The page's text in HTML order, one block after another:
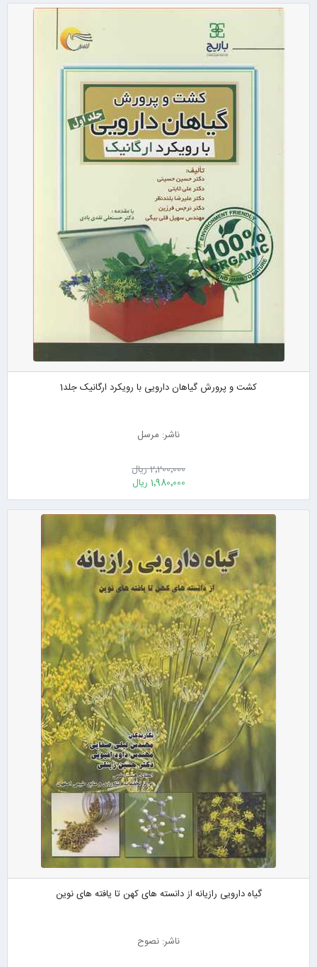
کشت و پرورش گیاهان دارویی با رویکرد ارگانیک جلد1
ناشر: مرسل
2٬200٬000 ریال
1٬980٬000 ریال
گیاه دارویی رازیانه از دانسته های کهن تا یافته های نوین
ناشر: نصوح